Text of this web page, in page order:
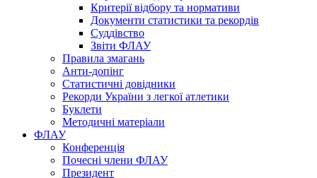
Критерії відбору та нормативи
Документи статистики та рекордів
Суддівство
Звіти ФЛАУ
Правила змагань
Анти-допінг
Статистичні довідники
Рекорди України з легкої атлетики
Буклети
Методичні матеріали
ФЛАУ
Конференція
Почесні члени ФЛАУ
Президент